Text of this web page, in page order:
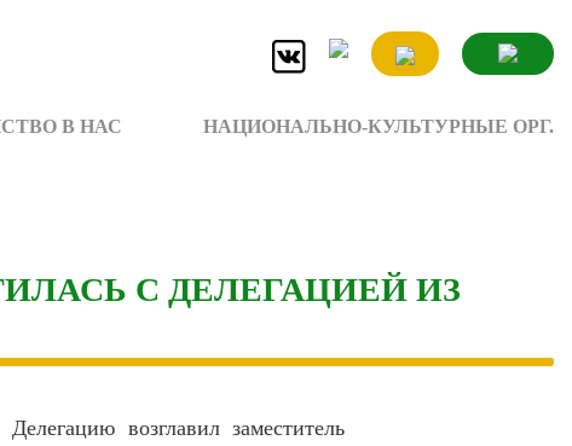
В НАС НАЦИОНАЛЬНО-КУЛЬТУРНЫЕ ОРГ.
С ДЕЛЕГАЦИЕЙ ИЗ
возглавил заместитель